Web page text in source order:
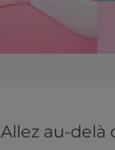
Allez au-delà